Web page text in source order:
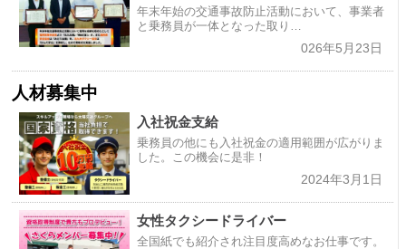
年末年始の交通事故防止活動において、事業者
と乗務員が一体となった取り…
026年5月23日
人材募集中
入社祝金支給
乗務員の他にも入社祝金の適用範囲が広がりま
した。この機会に是非！
2024年3月1日
女性タクシードライバー
全国紙でも紹介され注目度高めなお仕事です。